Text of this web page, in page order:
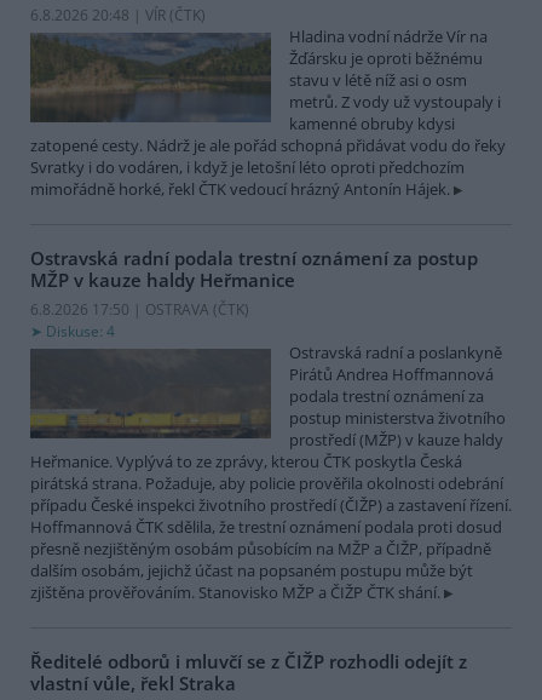
6.8.2026 20:48 | VÍR (ČTK)
Hladina vodní nádrže Vír na
Žďársku je oproti běžnému
stavu v létě níž asi o osm
metrů. Z vody už vystoupaly i
kamenné obruby kdysi
zatopené cesty. Nádrž je ale pořád schopná přidávat vodu do řeky
Svratky i do vodáren, i když je letošní léto oproti předchozím
mimořádně horké, řekl ČTK vedoucí hrázný Antonín Hájek.
Ostravská radní podala trestní oznámení za postup
MŽP v kauze haldy Heřmanice
6.8.2026 17:50 | OSTRAVA (ČTK)
Diskuse: 4
Ostravská radní a poslankyně
Pirátů Andrea Hoffmannová
podala trestní oznámení za
postup ministerstva životního
prostředí (MŽP) v kauze haldy
Heřmanice. Vyplývá to ze zprávy, kterou ČTK poskytla Česká
pirátská strana. Požaduje, aby policie prověřila okolnosti odebrání
případu České inspekci životního prostředí (ČIŽP) a zastavení řízení.
Hoffmannová ČTK sdělila, že trestní oznámení podala proti dosud
přesně nezjištěným osobám působícím na MŽP a ČIŽP, případně
dalším osobám, jejichž účast na popsaném postupu může být
zjištěna prověřováním. Stanovisko MŽP a ČIŽP ČTK shání.
Ředitelé odborů i mluvčí se z ČIŽP rozhodli odejít z
vlastní vůle, řekl Straka